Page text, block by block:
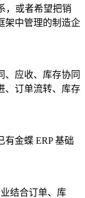
，或者希望把销
架中管理的制造企
、应收、库存协同
、订单流转、库存
金蝶 ERP 基础
结合订单、库